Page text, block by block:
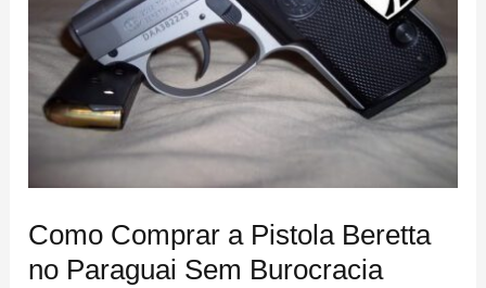
Como Comprar a Pistola Beretta
no Paraguai Sem Burocracia